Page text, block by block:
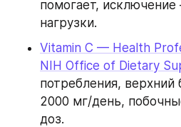
помогает,
нагрузки.
Vitamin C — Health
NIH Office of Dietary
потребления,
2000 мг/день,
доз.